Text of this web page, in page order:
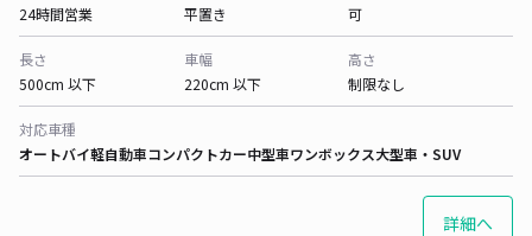
24時間営業
平置き
可
長さ
500cm 以下
車幅
220cm 以下
高さ
制限なし
対応車種
オートバイ軽自動車コンパクトカー中型車ワンボックス大型車・SUV
詳細へ